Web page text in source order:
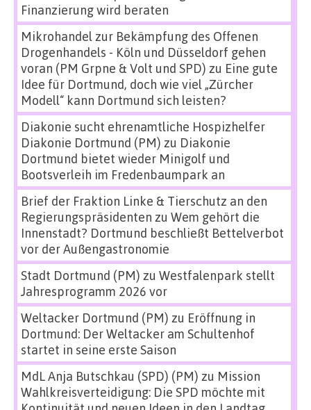
Finanzierung wird beraten
Mikrohandel zur Bekämpfung des Offenen
Drogenhandels - Köln und Düsseldorf gehen
voran (PM Grpne & Volt und SPD) zu Eine gute
Idee für Dortmund, doch wie viel „Zürcher
Modell“ kann Dortmund sich leisten?
Diakonie sucht ehrenamtliche Hospizhelfer
Diakonie Dortmund (PM) zu Diakonie
Dortmund bietet wieder Minigolf und
Bootsverleih im Fredenbaumpark an
Brief der Fraktion Linke & Tierschutz an den
Regierungspräsidenten zu Wem gehört die
Innenstadt? Dortmund beschließt Bettelverbot
vor der Außengastronomie
Stadt Dortmund (PM) zu Westfalenpark stellt
Jahresprogramm 2026 vor
Weltacker Dortmund (PM) zu Eröffnung in
Dortmund: Der Weltacker am Schultenhof
startet in seine erste Saison
MdL Anja Butschkau (SPD) (PM) zu Mission
Wahlkreisverteidigung: Die SPD möchte mit